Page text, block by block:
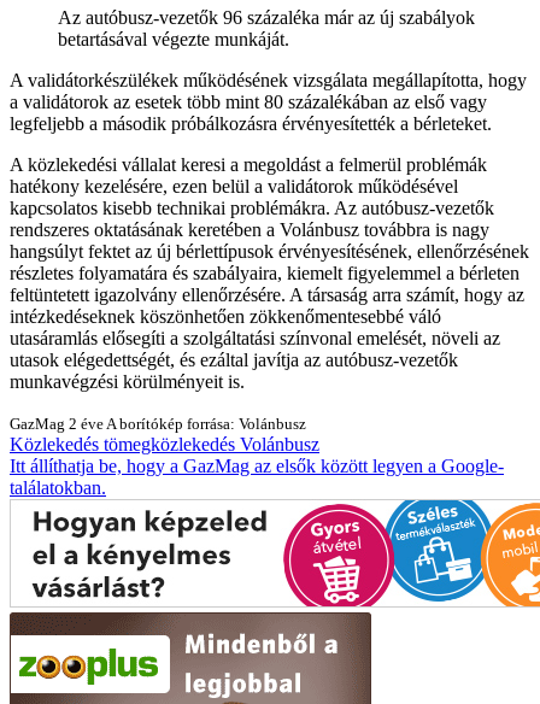
Az autóbusz-vezetők 96 százaléka már az új szabályok
betartásával végezte munkáját.
A validátorkészülékek működésének vizsgálata megállapította, hogy
a validátorok az esetek több mint 80 százalékában az első vagy
legfeljebb a második próbálkozásra érvényesítették a bérleteket.
A közlekedési vállalat keresi a megoldást a felmerül problémák
hatékony kezelésére, ezen belül a validátorok működésével
kapcsolatos kisebb technikai problémákra. Az autóbusz-vezetők
rendszeres oktatásának keretében a Volánbusz továbbra is nagy
hangsúlyt fektet az új bérlettípusok érvényesítésének, ellenőrzésének
részletes folyamatára és szabályaira, kiemelt figyelemmel a bérleten
feltüntetett igazolvány ellenőrzésére. A társaság arra számít, hogy az
intézkedéseknek köszönhetően zökkenőmentesebbé váló
utasáramlás elősegíti a szolgáltatási színvonal emelését, növeli az
utasok elégedettségét, és ezáltal javítja az autóbusz-vezetők
munkavégzési körülményeit is.
GazMag 2 éve A borítókép forrása: Volánbusz
Közlekedés tömegközlekedés Volánbusz
Itt állíthatja be, hogy a GazMag az elsők között legyen a Google-
találatokban.